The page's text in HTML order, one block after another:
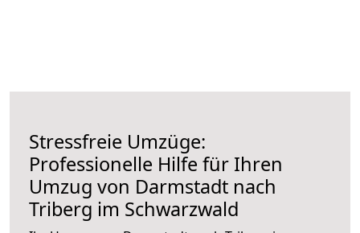
Stressfreie Umzüge:
Professionelle Hilfe für Ihren
Umzug von Darmstadt nach
Triberg im Schwarzwald